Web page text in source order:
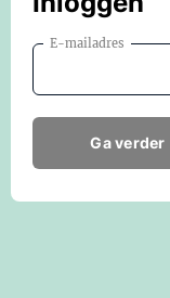
E-mailadres
Ga verder